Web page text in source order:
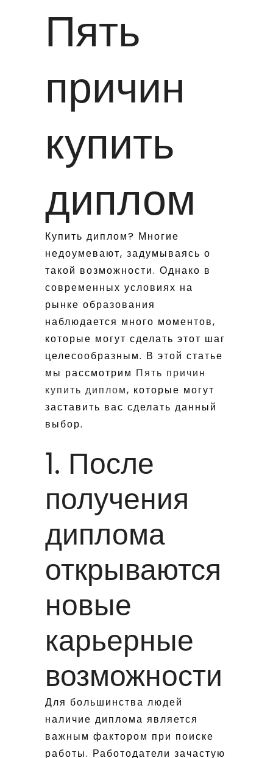
Пять
причин
купить
диплом
Купить диплом? Многие
недоумевают, задумываясь о
такой возможности. Однако в
современных условиях на
рынке образования
наблюдается много моментов,
которые могут сделать этот шаг
целесообразным. В этой статье
мы рассмотрим Пять причин
купить диплом, которые могут
заставить вас сделать данный
выбор.
1. После
получения
диплома
открываются
новые
карьерные
возможности
Для большинства людей
наличие диплома является
важным фактором при поиске
работы. Работодатели зачастую